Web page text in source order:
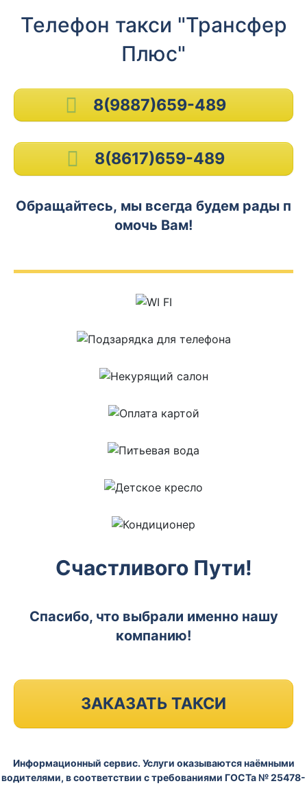
Телефон такси "Трансфер
Плюс"
8(9887)659-489
8(8617)659-489
Обращайтесь, мы всегда будем рады п
омочь Вам!
Счастливого Пути!
Спасибо, что выбрали именно нашу
компанию!
ЗАКАЗАТЬ ТАКСИ
Информационный сервис. Услуги оказываются наёмными
водителями, в соответствии с требованиями ГОСТа № 25478-